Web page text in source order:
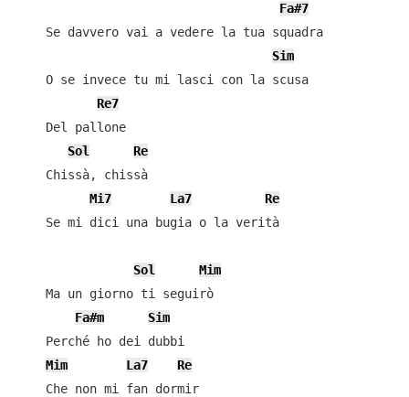
Fa#7
    Se davvero vai a vedere la tua squadra
Sim
    O se invece tu mi lasci con la scusa
Re7
    Del pallone
Sol
Re
    Chissà, chissà
Mi7
La7
Re
    Se mi dici una bugia o la verità
Sol
Mim
    Ma un giorno ti seguirò
Fa#m
Sim
    Perché ho dei dubbi
Mim
La7
Re
    Che non mi fan dormir